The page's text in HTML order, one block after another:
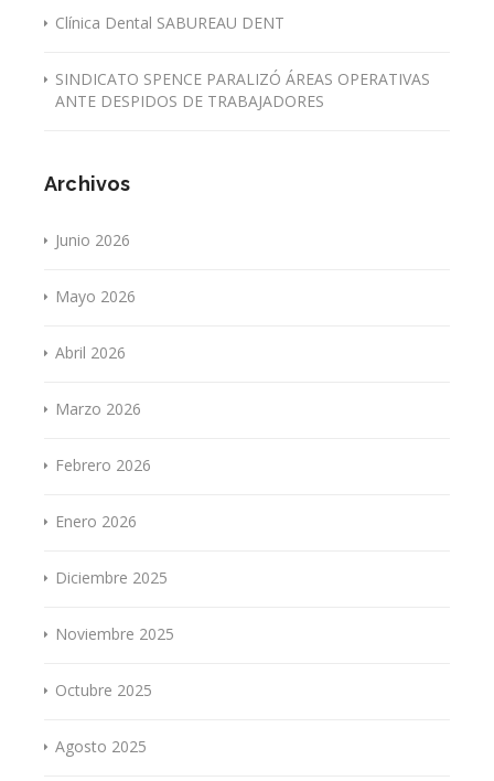
Clínica Dental SABUREAU DENT
SINDICATO SPENCE PARALIZÓ ÁREAS OPERATIVAS
ANTE DESPIDOS DE TRABAJADORES
Archivos
Junio 2026
Mayo 2026
Abril 2026
Marzo 2026
Febrero 2026
Enero 2026
Diciembre 2025
Noviembre 2025
Octubre 2025
Agosto 2025